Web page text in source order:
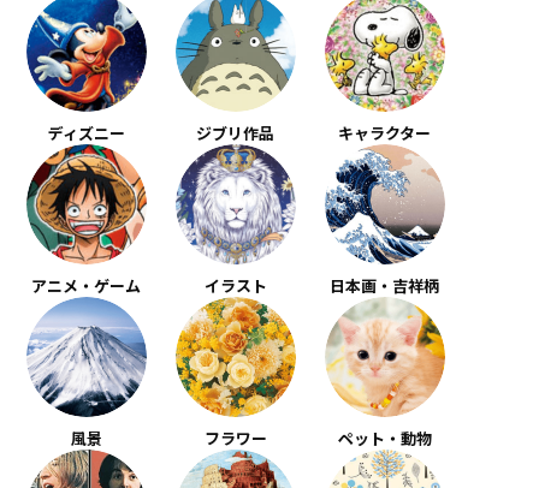
ディズニー ジブリ作品 キャラクター
アニメ・ゲーム イラスト 日本画・吉祥柄
風景 フラワー ペット・動物